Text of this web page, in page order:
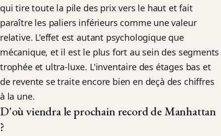
qui tire toute la pile des prix vers le haut et fait
paraître les paliers inférieurs comme une valeur
relative. L'effet est autant psychologique que
mécanique, et il est le plus fort au sein des segments
trophée et ultra-luxe. L'inventaire des étages bas et
de revente se traite encore bien en deçà des chiffres
à la une.
D'où viendra le prochain record de Manhattan
?